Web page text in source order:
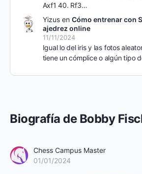
Biografía de Bobby
Chess Campus Master
01/01/2024
Axf1 40. Rf3…
Yizusen Cómo entrenar con
ajedrez online
11/11/2024
Igual lo del iris y las fotos
tiene un cómplice o algún tipo